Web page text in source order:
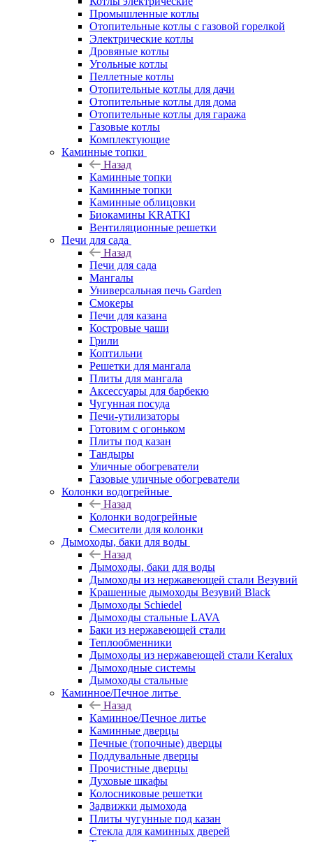
Промышленные котлы
Отопительные котлы с газовой горелкой
Электрические котлы
Дровяные котлы
Угольные котлы
Пеллетные котлы
Отопительные котлы для дачи
Отопительные котлы для дома
Отопительные котлы для гаража
Газовые котлы
Комплектующие
Каминные топки
Назад
Каминные топки
Каминные топки
Каминные облицовки
Биокамины KRATKI
Вентиляционные решетки
Печи для сада
Назад
Печи для сада
Мангалы
Универсальная печь Garden
Смокеры
Печи для казана
Костровые чаши
Грили
Коптильни
Решетки для мангала
Плиты для мангала
Аксессуары для барбекю
Чугунная посуда
Печи-утилизаторы
Готовим с огоньком
Плиты под казан
Тандыры
Уличные обогреватели
Газовые уличные обогреватели
Колонки водогрейные
Назад
Колонки водогрейные
Смесители для колонки
Дымоходы, баки для воды
Назад
Дымоходы, баки для воды
Дымоходы из нержавеющей стали Везувий
Крашенные дымоходы Везувий Black
Дымоходы Schiedel
Дымоходы стальные LAVA
Баки из нержавеющей стали
Теплообменники
Дымоходы из нержавеющей стали Keralux
Дымоходные системы
Дымоходы стальные
Каминное/Печное литье
Назад
Каминное/Печное литье
Каминные дверцы
Печные (топочные) дверцы
Поддувальные дверцы
Прочистные дверцы
Духовые шкафы
Колосниковые решетки
Задвижки дымохода
Плиты чугунные под казан
Стекла для каминных дверей